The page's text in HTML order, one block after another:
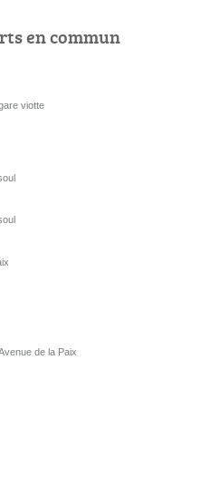
en commun
viotte
de la Paix